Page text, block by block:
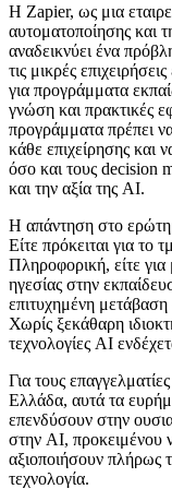
Η Zapier, ως μια
αυτοματοποίησης και
αναδεικνύει ένα
τις μικρές
για προγράμματα
γνώση και πρακτικές
προγράμματα πρέπει
κάθε επιχείρησης και
όσο και τους decision
και την αξία της AI.
Η απάντηση στο
Είτε πρόκειται για το
Πληροφορική, είτε
ηγεσίας στην
επιτυχημένη
Χωρίς ξεκάθαρη
τεχνολογίες AI
Για τους
Ελλάδα, αυτά τα
επενδύσουν στην
στην AI, προκειμένου
αξιοποιήσουν πλήρως
τεχνολογία.